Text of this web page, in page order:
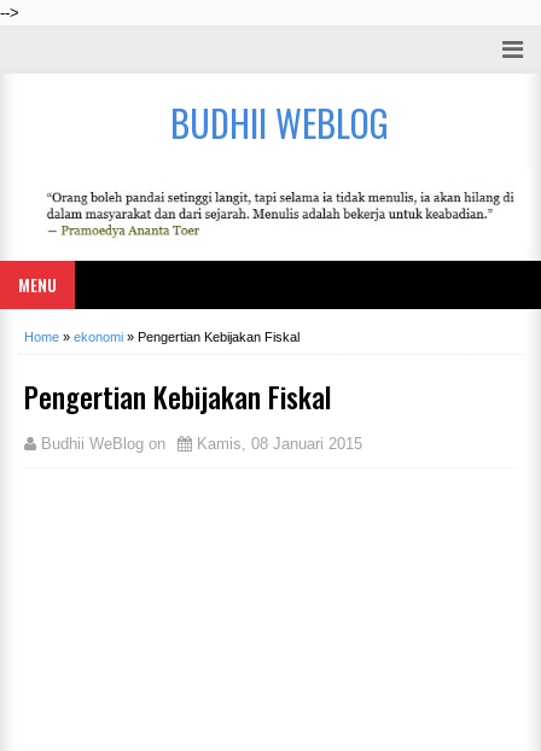
-->
BUDHII WEBLOG
MENU
Home » ekonomi » Pengertian Kebijakan Fiskal
Pengertian Kebijakan Fiskal
Budhii WeBlog on Kamis, 08 Januari 2015